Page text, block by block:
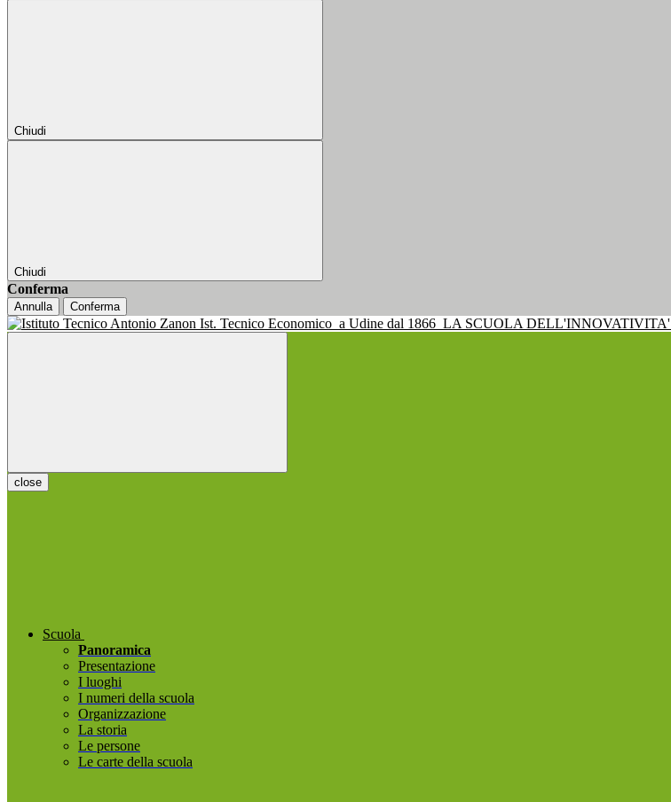
Chiudi
Chiudi
Conferma
Annulla Conferma
Ist. Tecnico Economico a Udine dal 1866 LA SCUOLA DELL'INNOVATIVITA'
close
Scuola
Panoramica
Presentazione
I luoghi
I numeri della scuola
Organizzazione
La storia
Le persone
Le carte della scuola